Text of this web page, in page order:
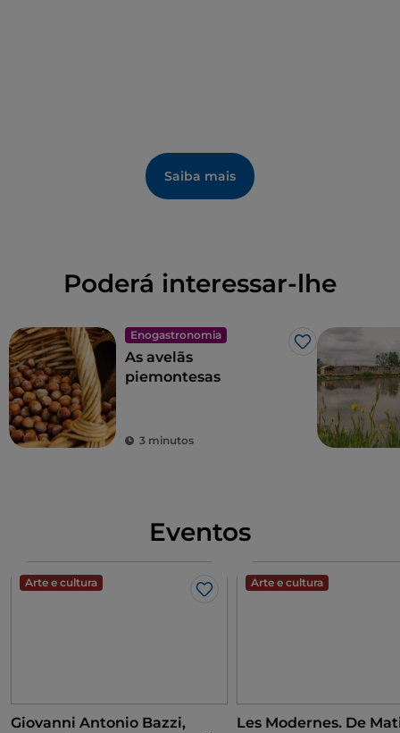
Saiba mais
Poderá interessar-lhe
Enogastronomia
Gosto
As avelãs
piemontesas
3 minutos
Eventos
Arte e cultura
Gosto
Giovanni Antonio Bazzi,
Arte e cultura
Les Modernes. De